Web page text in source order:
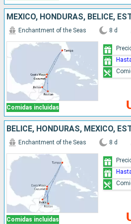
Comidas incluidas
Enchantment of the Seas 8 d
Comidas incluidas
Enchantment of the Seas 8 d